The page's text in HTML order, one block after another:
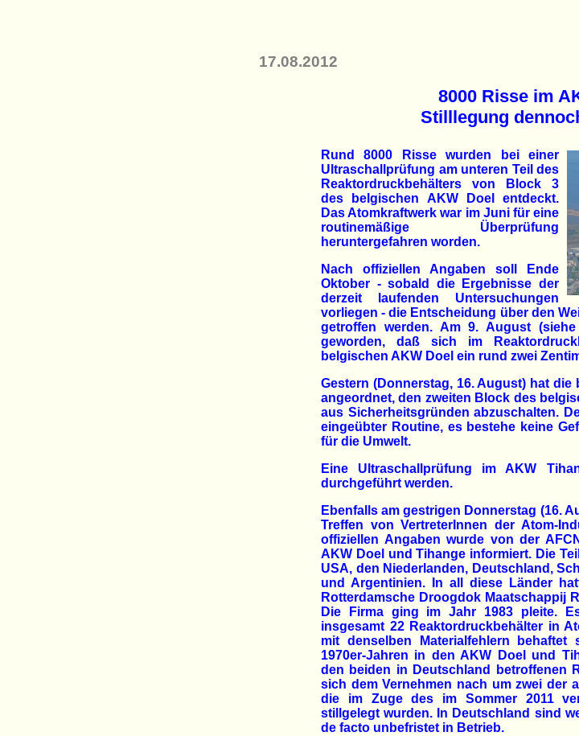
17.08.2012
8000 Risse im
Stilllegung
Rund 8000 Risse wurden bei einer
Ultraschallprüfung am unteren Teil des
Reaktordruckbehälters von Block 3
des belgischen AKW Doel entdeckt.
Das Atomkraftwerk war im Juni für eine
routinemäßige Überprüfung
heruntergefahren worden.
Nach offiziellen Angaben soll Ende
Oktober - sobald die Ergebnisse der
derzeit laufenden Untersuchungen
vorliegen - die Entscheidung über den
getroffen werden. Am 9. August
geworden, daß sich im
belgischen AKW Doel ein rund zwei
Gestern (Donnerstag, 16. August) hat die
angeordnet, den zweiten Block des
aus Sicherheitsgründen abzuschalten.
eingeübter Routine, es bestehe keine
für die Umwelt.
Eine Ultraschallprüfung im AKW
durchgeführt werden.
Ebenfalls am gestrigen Donnerstag (16.
Treffen von VertreterInnen der Atom-
offiziellen Angaben wurde von der
AKW Doel und Tihange informiert. Die
USA, den Niederlanden, Deutschland,
und Argentinien. In all diese Länder
Rotterdamsche Droogdok Maatschappij
Die Firma ging im Jahr 1983 pleite.
insgesamt 22 Reaktordruckbehälter in
mit denselben Materialfehlern
1970er-Jahren in den AKW Doel und
den beiden in Deutschland betroffenen
sich dem Vernehmen nach um zwei der
die im Zuge des im Sommer 2011
stillgelegt wurden. In Deutschland sind
de facto unbefristet in Betrieb.